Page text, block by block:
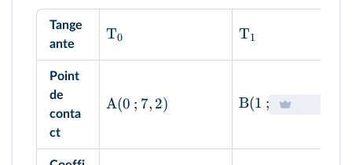
Tange
ante
T0 T1
Point
de
conta
ct
A(0 ; 7, 2) B(1 ;